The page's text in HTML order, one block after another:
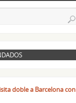
doble a Barcelona con